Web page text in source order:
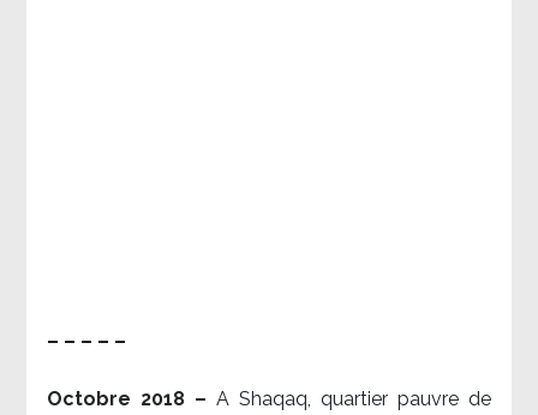
– – – – –
Octobre 2018 – A Shaqaq, quartier pauvre de